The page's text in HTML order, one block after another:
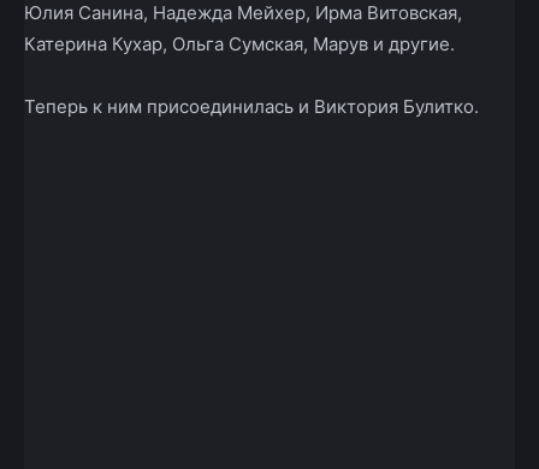
Юлия Санина, Надежда Мейхер, Ирма Витовская,
Катерина Кухар, Ольга Сумская, Марув и другие.
Теперь к ним присоединилась и Виктория Булитко.